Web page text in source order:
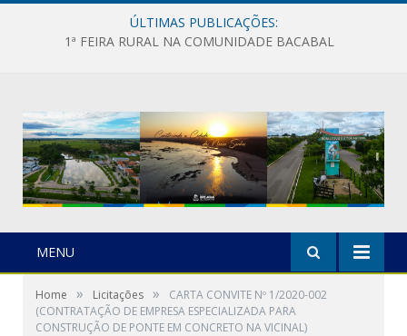
ÚLTIMAS PUBLICAÇÕES:
1ª FEIRA RURAL NA COMUNIDADE BACABAL
MENU
Home » Licitações »
CARTA CONVITE Nº 1/2020-002
(CONTRATAÇÃO DE EMPRESA ESPECIALIZADA PARA
CONSTRUÇÃO DE PONTE EM CONCRETO NA VICINAL)